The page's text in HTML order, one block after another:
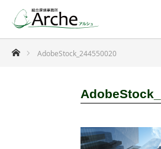
ホームAdobeStock_244550020